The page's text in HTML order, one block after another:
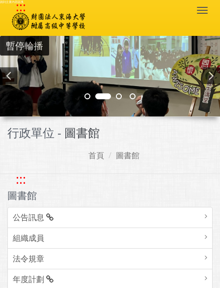
跳到主要內容區塊
:::
暫停輪播
行政單位 - 圖書館
首頁 圖書館
:::
圖書館
公告訊息
組織成員
法令規章
年度計劃